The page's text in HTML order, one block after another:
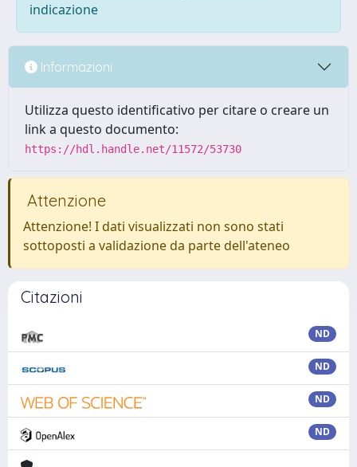
indicazione
Informazioni
Utilizza questo identificativo per citare o creare un
link a questo documento:
https://hdl.handle.net/11572/53730
Attenzione
Attenzione! I dati visualizzati non sono stati
sottoposti a validazione da parte dell'ateneo
Citazioni
ND
ND
ND
ND